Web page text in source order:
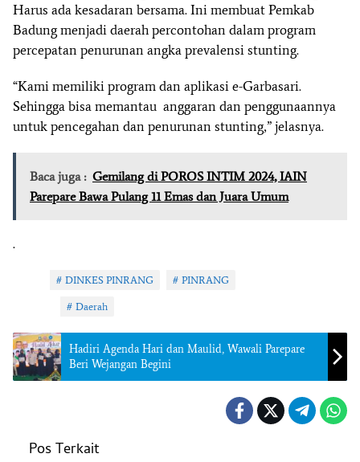
Harus ada kesadaran bersama. Ini membuat Pemkab
Badung menjadi daerah percontohan dalam program
percepatan penurunan angka prevalensi stunting.
“Kami memiliki program dan aplikasi e-Garbasari.
Sehingga bisa memantau anggaran dan penggunaannya
untuk pencegahan dan penurunan stunting,” jelasnya.
Baca juga : Gemilang di POROS INTIM 2024, IAIN
Parepare Bawa Pulang 11 Emas dan Juara Umum
.
DINKES PINRANG PINRANG
Daerah
Hadiri Agenda Hari dan Maulid, Wawali Parepare
Beri Wejangan Begini
Pos Terkait